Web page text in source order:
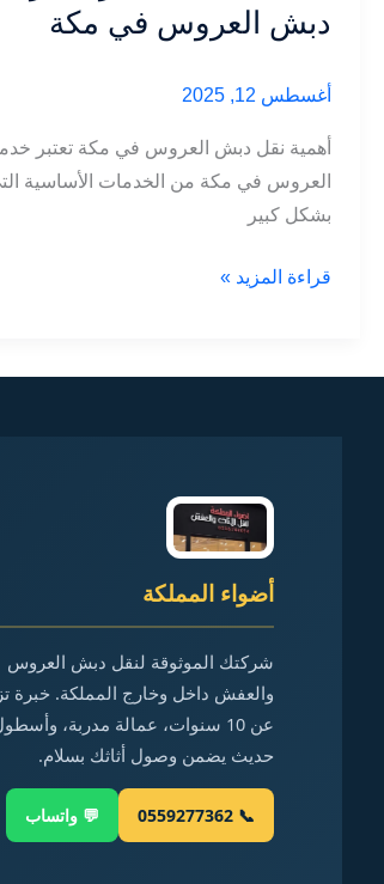
دبش العروس في مكة
أغسطس 12, 2025
أهمية نقل دبش العروس في مكة تعتبر
العروس في مكة من الخدمات الأساسية
بشكل كبير
دليل
سيارة
قراءة المزيد »
أضواء المملكة
شركتك الموثوقة لنقل دبش العروس
والعفش داخل وخارج المملكة. خبرة
عن 10 سنوات، عمالة مدربة،
حديث يضمن وصول أثاثك بسلام.
📞 0559277362 💬 واتساب